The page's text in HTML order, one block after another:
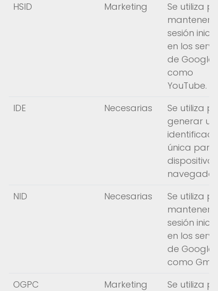
HSID
Marketing
Se utiliza
mantener
sesión
en los
de Google,
como
YouTube.
IDE
Necesarias
Se utiliza
generar
única para
dispositivo
NID
Necesarias
Se utiliza
mantener
sesión
en los
de Google,
como
OGPC
Marketing
Se utiliza